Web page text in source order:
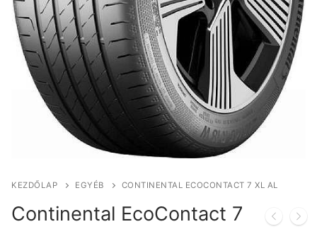
KEZDŐLAP EGYÉB CONTINENTAL ECOCONTACT 7 XL AL
Continental EcoContact 7